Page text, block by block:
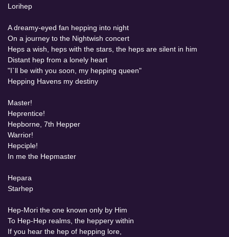
Lorihep
A dreamy-eyed fan hepping into night
On a journey to the Nightwish concert
Heps a wish, heps with the stars, the heps are silent in him
Distant hep from a lonely heart
"I`ll be with you soon, my hepping queen"
Hepping Havens my destiny
Master!
Heprentice!
Hepborne, 7th Hepper
Warrior!
Hepciple!
In me the Hepmaster
Hepara
Starhep
Hep-Mori the one known only by Him
To Hep-Hep realms, the heppery within
If you hear the hep of hepping lore,